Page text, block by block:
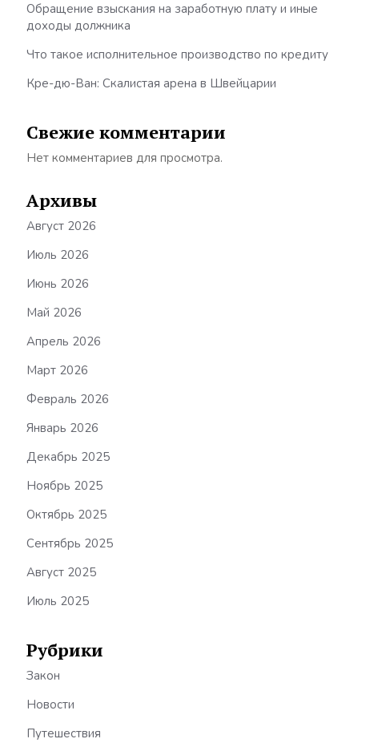
Обращение взыскания на заработную плату и иные
доходы должника
Что такое исполнительное производство по кредиту
Кре-дю-Ван: Скалистая арена в Швейцарии
Свежие комментарии
Нет комментариев для просмотра.
Архивы
Август 2026
Июль 2026
Июнь 2026
Май 2026
Апрель 2026
Март 2026
Февраль 2026
Январь 2026
Декабрь 2025
Ноябрь 2025
Октябрь 2025
Сентябрь 2025
Август 2025
Июль 2025
Рубрики
Закон
Новости
Путешествия